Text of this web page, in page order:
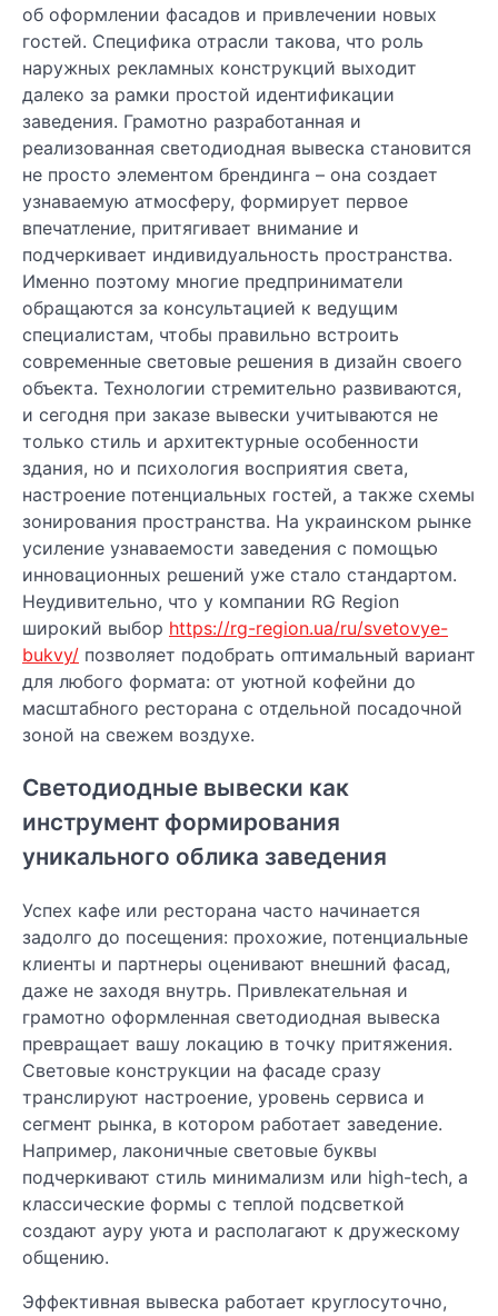
об оформлении фасадов и привлечении новых
гостей. Специфика отрасли такова, что роль
наружных рекламных конструкций выходит
далеко за рамки простой идентификации
заведения. Грамотно разработанная и
реализованная светодиодная вывеска становится
не просто элементом брендинга – она создает
узнаваемую атмосферу, формирует первое
впечатление, притягивает внимание и
подчеркивает индивидуальность пространства.
Именно поэтому многие предприниматели
обращаются за консультацией к ведущим
специалистам, чтобы правильно встроить
современные световые решения в дизайн своего
объекта. Технологии стремительно развиваются,
и сегодня при заказе вывески учитываются не
только стиль и архитектурные особенности
здания, но и психология восприятия света,
настроение потенциальных гостей, а также схемы
зонирования пространства. На украинском рынке
усиление узнаваемости заведения с помощью
инновационных решений уже стало стандартом.
Неудивительно, что у компании RG Region
широкий выбор https://rg-region.ua/ru/svetovye-
bukvy/ позволяет подобрать оптимальный вариант
для любого формата: от уютной кофейни до
масштабного ресторана с отдельной посадочной
зоной на свежем воздухе.
Светодиодные вывески как
инструмент формирования
уникального облика заведения
Успех кафе или ресторана часто начинается
задолго до посещения: прохожие, потенциальные
клиенты и партнеры оценивают внешний фасад,
даже не заходя внутрь. Привлекательная и
грамотно оформленная светодиодная вывеска
превращает вашу локацию в точку притяжения.
Световые конструкции на фасаде сразу
транслируют настроение, уровень сервиса и
сегмент рынка, в котором работает заведение.
Например, лаконичные световые буквы
подчеркивают стиль минимализм или high-tech, а
классические формы с теплой подсветкой
создают ауру уюта и располагают к дружескому
общению.
Эффективная вывеска работает круглосуточно,